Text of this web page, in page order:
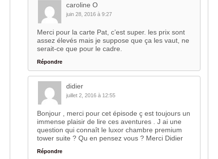
caroline O
juin 28, 2016 à 9:27
Merci pour la carte Pat, c’est super. les prix sont
assez élevés mais je suppose que ça les vaut, ne
serait-ce que pour le cadre.
Répondre
didier
juillet 2, 2016 à 12:55
Bonjour , merci pour cet épisode ç est toujours un
immense plaisir de lire ces aventures . J ai une
question qui connaît le luxor chambre premium
tower suite ? Qu en pensez vous ? Merci Didier
Répondre